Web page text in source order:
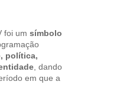
foi um símbolo
política,
, dando
em que a